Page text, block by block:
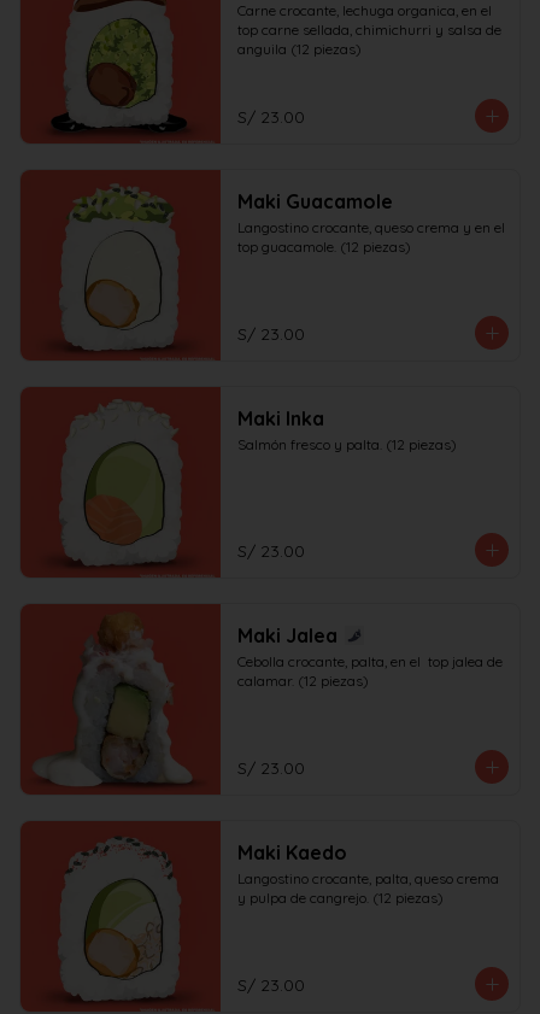
Carne crocante, lechuga organica, en el
top carne sellada, chimichurri y salsa de
anguila (12 piezas)
S/ 23.00
Maki Guacamole
Langostino crocante, queso crema y en el
top guacamole. (12 piezas)
S/ 23.00
Maki Inka
Salmón fresco y palta. (12 piezas)
S/ 23.00
Maki Jalea
Cebolla crocante, palta, en el  top jalea de
calamar. (12 piezas)
S/ 23.00
Maki Kaedo
Langostino crocante, palta, queso crema
y pulpa de cangrejo. (12 piezas)
S/ 23.00